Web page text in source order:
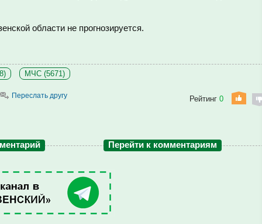
области не прогнозируется.
МЧС (5671)
Переслать другу Рейтинг 0
Перейти к комментариям